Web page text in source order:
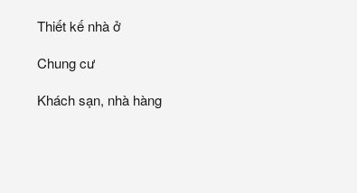
Thiết kế nhà ở
Chung cư
Khách sạn, nhà hàng